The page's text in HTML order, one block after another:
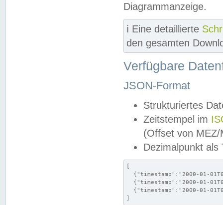
Diagrammanzeige.
ℹ️ Eine detaillierte
den gesamten
Verfügbare
JSON-Format
Strukturiertes
Zeitstempel im
(Offset von MEZ/
Dezimalpunkt als
[
{"timestamp":"2000-01-
{"timestamp":"2000-01-
{"timestamp":"2000-01-
]